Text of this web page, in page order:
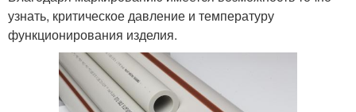
узнать, критическое давление и температуру
функционирования изделия.